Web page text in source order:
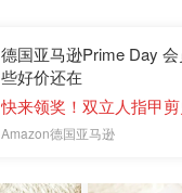
德国亚马逊Prime Day
些好价还在
快来领奖！双立人指甲
Amazon德国亚马逊